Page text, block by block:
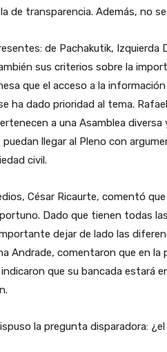
de transparencia. Además, no
de Pachakutik, Izquierda
sus criterios sobre la
que el acceso a la
ha dado prioridad al tema.
a una Asamblea diversa
llegar al Pleno con
civil.
César Ricaurte, comentó
Dado que tienen todas
dejar de lado las
Andrade, comentaron que en la
que su bancada estará
la pregunta disparadora: